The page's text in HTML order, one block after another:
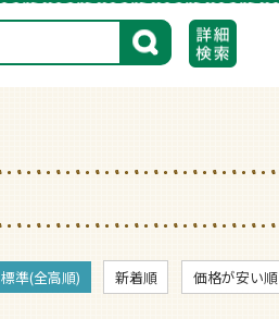
検索
標準(全高順) 新着順 価格が安い順